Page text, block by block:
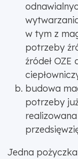
w tym z
potrzeby
źródeł
budowa
potrzeby
Jedna